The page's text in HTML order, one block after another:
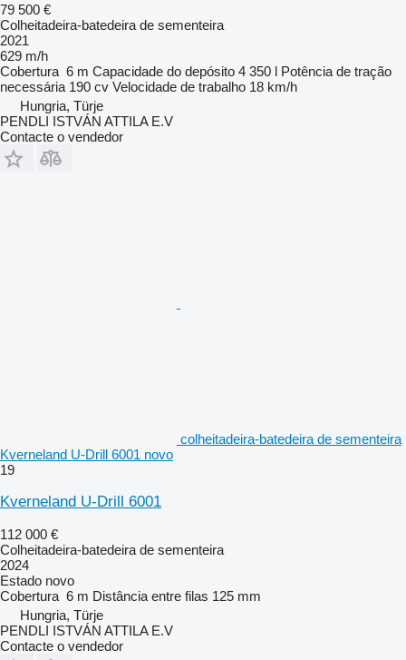
79 500 €
Colheitadeira-batedeira de sementeira
2021
629 m/h
Cobertura 6 m Capacidade do depósito 4 350 l Potência de tração
necessária 190 cv Velocidade de trabalho 18 km/h
Hungria, Türje
PENDLI ISTVÁN ATTILA E.V
Contacte o vendedor
colheitadeira-batedeira de sementeira
Kverneland U-Drill 6001 novo
19
Kverneland U-Drill 6001
112 000 €
Colheitadeira-batedeira de sementeira
2024
Estado novo
Cobertura 6 m Distância entre filas 125 mm
Hungria, Türje
PENDLI ISTVÁN ATTILA E.V
Contacte o vendedor